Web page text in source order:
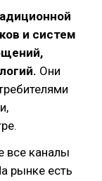
и систем
Они
все каналы
рынке есть